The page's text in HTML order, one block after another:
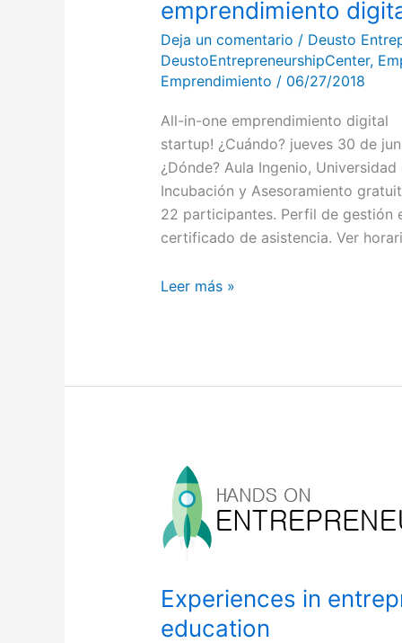
emprendimiento
Deja un comentario / Deusto
DeustoEntrepreneurshipCenter,
Emprendimiento / 06/27/2018
All-in-one emprendimiento
startup! ¿Cuándo? jueves 30 de
¿Dónde? Aula Ingenio,
Incubación y Asesoramiento
22 participantes. Perfil de gestión
certificado de asistencia. Ver
Leer más »
Experiences in
education
Experiences
entrepreneurship
in
education